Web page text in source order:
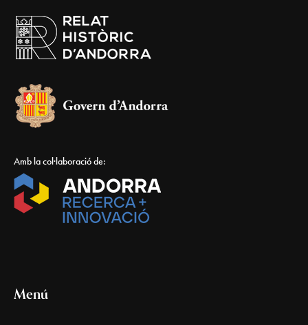
Amb la col·laboració de:
Menú